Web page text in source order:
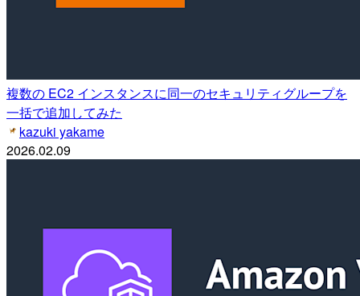
複数の EC2 インスタンスに同一のセキュリティグループを
一括で追加してみた
kazuki yakame
2026.02.09